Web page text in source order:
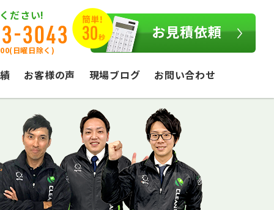
ださい!
3043
日曜日除く)
お見積依頼
お客様の声 現場ブログ お問い合わせ